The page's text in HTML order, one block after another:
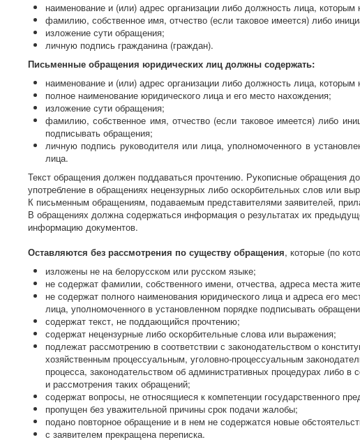
наименование и (или) адрес организации либо должность лица,
фамилию, собственное имя, отчество (если таковое имеется) либо
изложение сути обращения;
личную подпись гражданина (граждан).
Письменные обращения юридических лиц должны содержать:
наименование и (или) адрес организации либо должность лица,
полное наименование юридического лица и его место нахождения;
изложение сути обращения;
фамилию, собственное имя, отчество (если таковое имеется) либо
подписывать обращения;
личную подпись руководителя или лица, уполномоченного в
лица.
Текст обращения должен поддаваться прочтению. Рукописные обращения
употребление в обращениях нецензурных либо оскорбительных слов или
К письменным обращениям, подаваемым представителями заявителей,
В обращениях должна содержаться информация о результатах их
информацию документов.
Оставляются без рассмотрения по существу обращения, которые (по
изложены не на белорусском или русском языке;
не содержат фамилии, собственного имени, отчества, адреса места
не содержат полного наименования юридического лица и адреса его
лица, уполномоченного в установленном порядке подписывать
содержат текст, не поддающийся прочтению;
содержат нецензурные либо оскорбительные слова или выражения;
подлежат рассмотрению в соответствии с законодательством о
хозяйственным процессуальным, уголовно-процессуальным
процесса, законодательством об административных процедурах либо
и рассмотрения таких обращений;
содержат вопросы, не относящиеся к компетенции государственного
пропущен без уважительной причины срок подачи жалобы;
подано повторное обращение и в нем не содержатся новые
с заявителем прекращена переписка.